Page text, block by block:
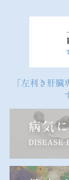
「左利き肝